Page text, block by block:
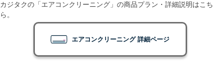
カジタクの「エアコンクリーニング」の商品プラン・詳細説明はこち
ら。
エアコンクリーニング 詳細ページ